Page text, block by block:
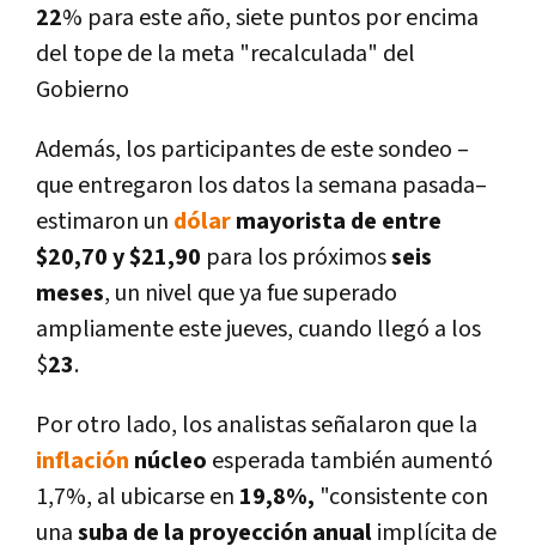
22% para este año, siete puntos por encima
del tope de la meta "recalculada" del
Gobierno
Además, los participantes de este sondeo –
que entregaron los datos la semana pasada–
estimaron un dólarmayorista de entre
$20,70 y $21,90 para los próximosseis
meses, un nivel que ya fue superado
ampliamente este jueves, cuando llegó a los
$23.
Por otro lado, los analistas señalaron que la
inflación núcleo esperada también aumentó
1,7%, al ubicarse en 19,8%, "consistente con
unasuba de la proyección anualimplí­cita de